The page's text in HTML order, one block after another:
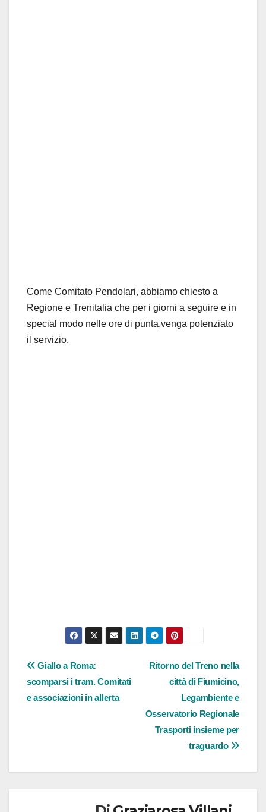
Come Comitato Pendolari, abbiamo chiesto a
Regione e Trenitalia che per i giorni a seguire e in
special modo nelle ore di punta,venga potenziato
il servizio.
Navigazione
articoli
Ritorno del Treno nella
città di Fiumicino,
Legambiente e
Osservatorio Regionale
Trasporti insieme per
traguardo
Giallo a Roma:
scomparsi i tram. Comitati
e associazioni in allerta